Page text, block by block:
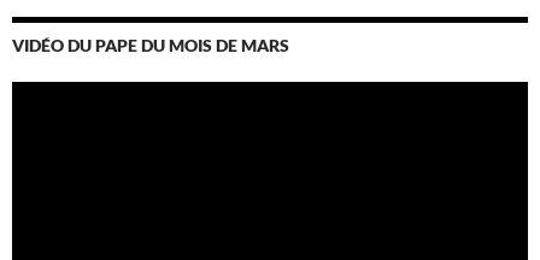
VIDÉO DU PAPE DU MOIS DE MARS